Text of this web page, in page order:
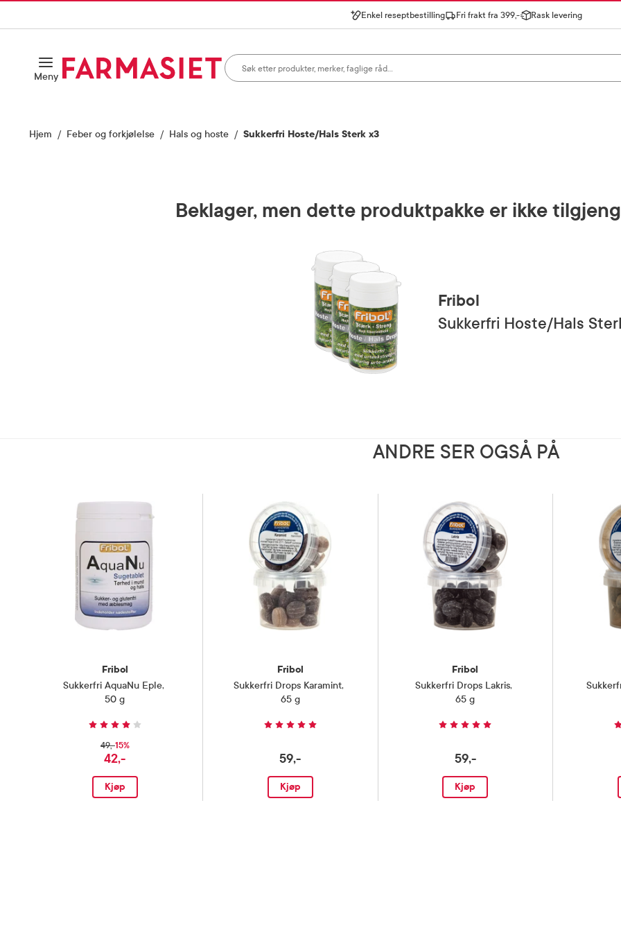
Enkel reseptbestilling Fri frakt fra 399,- Rask levering
INNHOLD
MenyÅpne
Søk i apotek
Hjem Feber og forkjølelse Hals og hoste Sukkerfri Hoste/Hals Sterk x3
Beklager, men dette produktpakke er ikke
Fribol
Sukkerfri Hoste/Hals
ANDRE SER OGSÅ PÅ
Fribol
Sukkerfri AquaNu Eple,
50 g
49,-15%
42,-
Kjøp
Fribol
Sukkerfri Drops Karamint,
65 g
59,-
Kjøp
Fribol
Sukkerfri Drops Lakris,
65 g
59,-
Kjøp